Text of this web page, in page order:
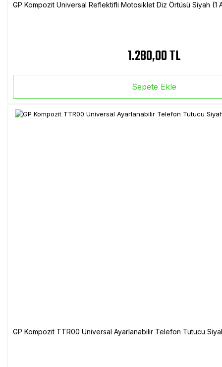
GP Kompozit Universal Reflektifli Motosiklet Diz Örtüsü Siyah
1.280,00 TL
Sepete Ekle
GP Kompozit TTR00 Universal Ayarlanabilir Telefon Tutucu